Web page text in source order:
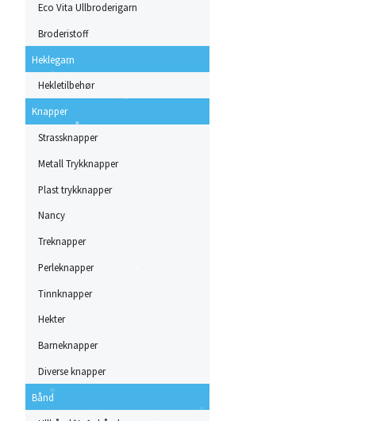
Eco Vita Ullbroderigarn
Broderistoff
Heklegarn
Hekletilbehør
Knapper
Strassknapper
Metall Trykknapper
Plast trykknapper
Nancy
Treknapper
Perleknapper
Tinnknapper
Hekter
Barneknapper
Diverse knapper
Bånd